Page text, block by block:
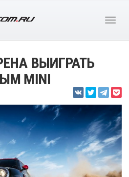
ВЫИГРАТЬ
MINI